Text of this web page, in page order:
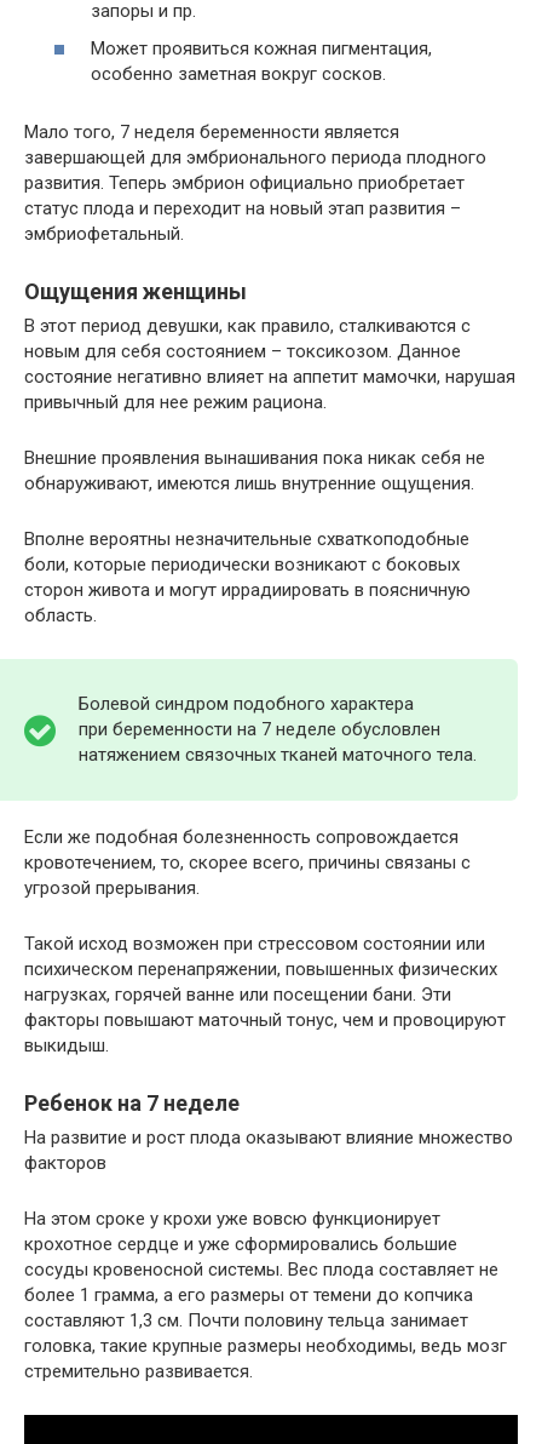
запоры и пр.
Может проявиться кожная пигментация,
особенно заметная вокруг сосков.
Мало того, 7 неделя беременности является
завершающей для эмбрионального периода плодного
развития. Теперь эмбрион официально приобретает
статус плода и переходит на новый этап развития –
эмбриофетальный.
Ощущения женщины
В этот период девушки, как правило, сталкиваются с
новым для себя состоянием – токсикозом. Данное
состояние негативно влияет на аппетит мамочки, нарушая
привычный для нее режим рациона.
Внешние проявления вынашивания пока никак себя не
обнаруживают, имеются лишь внутренние ощущения.
Вполне вероятны незначительные схваткоподобные
боли, которые периодически возникают с боковых
сторон живота и могут иррадиировать в поясничную
область.
Болевой синдром подобного характера
при беременности на 7 неделе обусловлен
натяжением связочных тканей маточного тела.
Если же подобная болезненность сопровождается
кровотечением, то, скорее всего, причины связаны с
угрозой прерывания.
Такой исход возможен при стрессовом состоянии или
психическом перенапряжении, повышенных физических
нагрузках, горячей ванне или посещении бани. Эти
факторы повышают маточный тонус, чем и провоцируют
выкидыш.
Ребенок на 7 неделе
На развитие и рост плода оказывают влияние множество
факторов
На этом сроке у крохи уже вовсю функционирует
крохотное сердце и уже сформировались большие
сосуды кровеносной системы. Вес плода составляет не
более 1 грамма, а его размеры от темени до копчика
составляют 1,3 см. Почти половину тельца занимает
головка, такие крупные размеры необходимы, ведь мозг
стремительно развивается.